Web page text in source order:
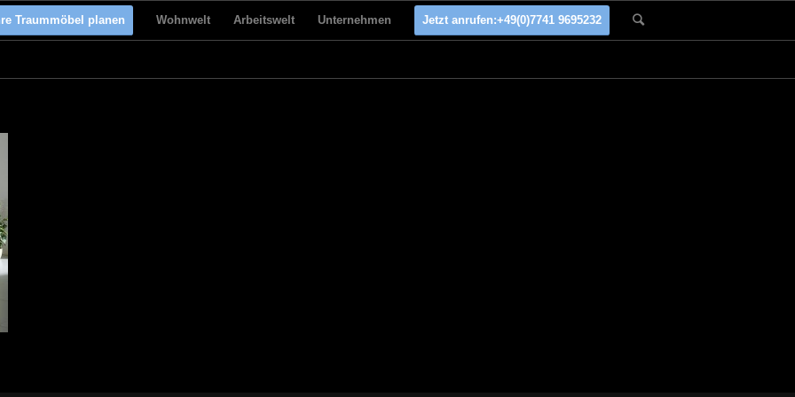
Traummöbel planen Wohnwelt Arbeitswelt Unternehmen Jetzt anrufen:+49(0)7741 9695232